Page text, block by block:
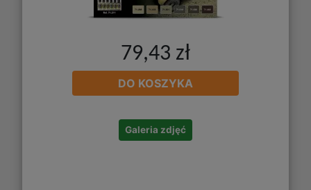
79,43 zł
DO KOSZYKA
Galeria zdjęć